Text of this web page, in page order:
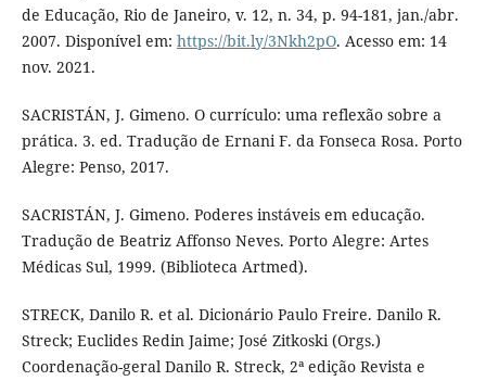
de Educação, Rio de Janeiro, v. 12, n. 34, p. 94-181, jan./abr.
2007. Disponível em: https://bit.ly/3Nkh2pO. Acesso em: 14
nov. 2021.
SACRISTÁN, J. Gimeno. O currículo: uma reflexão sobre a
prática. 3. ed. Tradução de Ernani F. da Fonseca Rosa. Porto
Alegre: Penso, 2017.
SACRISTÁN, J. Gimeno. Poderes instáveis em educação.
Tradução de Beatriz Affonso Neves. Porto Alegre: Artes
Médicas Sul, 1999. (Biblioteca Artmed).
STRECK, Danilo R. et al. Dicionário Paulo Freire. Danilo R.
Streck; Euclides Redin Jaime; José Zitkoski (Orgs.)
Coordenação-geral Danilo R. Streck, 2ª edição Revista e